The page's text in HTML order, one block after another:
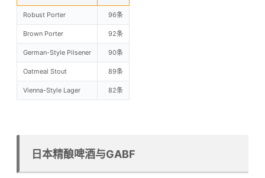
Robust Porter 96条
Brown Porter 92条
German-Style Pilsener 90条
Oatmeal Stout 89条
Vienna-Style Lager 82条
日本精酿啤酒与GABF